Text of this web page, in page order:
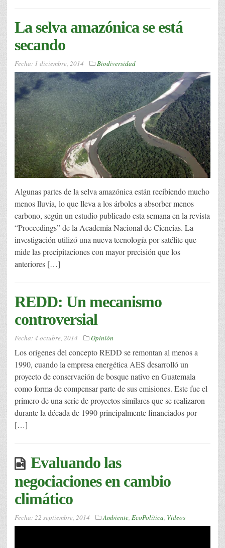
La selva amazónica se está
secando
Fecha: 1 diciembre, 2014 Biodiversidad
Algunas partes de la selva amazónica están recibiendo mucho
menos lluvia, lo que lleva a los árboles a absorber menos
carbono, según un estudio publicado esta semana en la revista
“Proceedings” de la Academia Nacional de Ciencias. La
investigación utilizó una nueva tecnología por satélite que
mide las precipitaciones con mayor precisión que los
anteriores […]
REDD: Un mecanismo
controversial
Fecha:4 octubre, 2014 Opinión
Los orígenes del concepto REDD se remontan al menos a
1990, cuando la empresa energética AES desarrolló un
proyecto de conservación de bosque nativo en Guatemala
como forma de compensar parte de sus emisiones. Este fue el
primero de una serie de proyectos similares que se realizaron
durante la década de 1990 principalmente financiados por
[…]
Evaluando las
negociaciones en cambio
climático
Fecha:22 septiembre, 2014 Ambiente, EcoPolítica, Videos